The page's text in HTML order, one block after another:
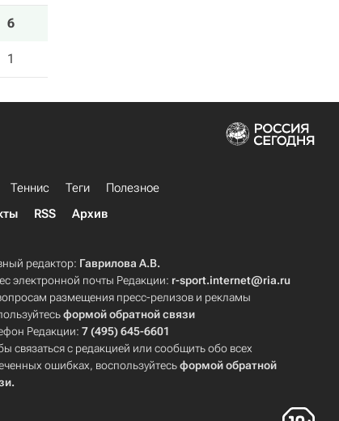
6
1
Теннис Теги
Полезное
RSS Архив
редактор: Гаврилова А.В.
электронной почты Редакции: r-sport.internet@ria.ru
размещения пресс-релизов и рекламы
формой обратной связи
Редакции:7 (495) 645-6601
связаться с редакцией или сообщить обо всех
ошибках, воспользуйтесьформой обратной
.